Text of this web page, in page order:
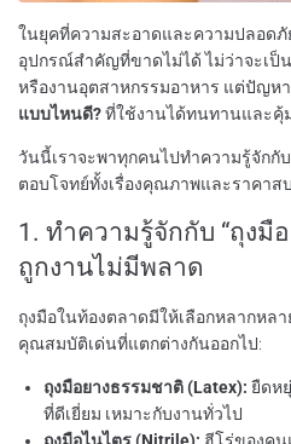
ในยุคที่ความสะอาดและความปลอดภั
อุปกรณ์สำคัญที่ขาดไม่ได้ ไม่ว่าจะเป็
หรืองานอุตสาหกรรมอาหาร แต่ปัญห
แบบไหนดี?ที่ใช้งานได้ทนทานและคุ้
วันนี้เราจะพาทุกคนไปทำความรู้จักกั
ตอบโจทย์ทั้งเรื่องคุณภาพและราคาส
1. ทำความรู้จักกับ “ถุงมื
ถูกงานไม่มีพลาด
ถุงมือในท้องตลาดมีให้เลือกหลากหล
คุณสมบัติเด่นที่แตกต่างกันออกไป:
ถุงมือยางธรรมชาติ (Latex): ยืดห
ที่ดีเยี่ยม เหมาะกับงานทั่วไป